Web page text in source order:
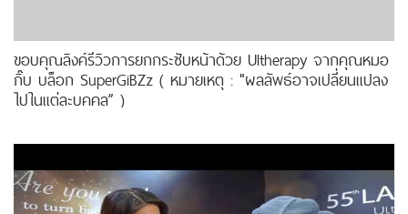
ขอบคุณลิงค์รีวิวการยกกระชับหน้าด้วย Ultherapy จากคุณหมอ
กิ๊บ บล็อก SuperGiBZz ( หมายเหตุ : "ผลลัพธ์อาจเปลี่ยนแปลง
ไปในแต่ละบุคคล” )